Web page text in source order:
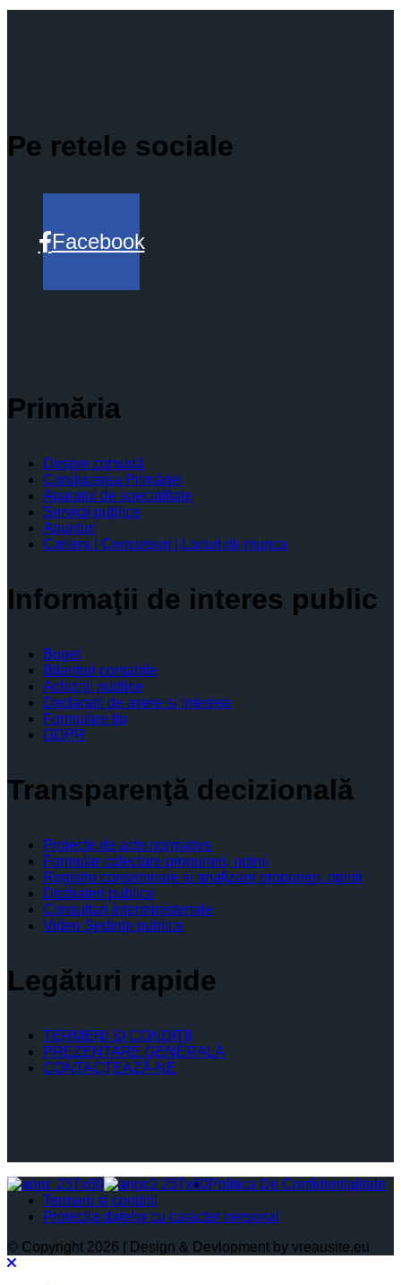
Pe retele sociale
Facebook
Primăria
Despre comună
Conducerea Primăriei
Aparatul de specialitate
Servicii publice
Anunturi
Cariera | Concursuri | Locuri de munca
Informaţii de interes public
Buget
Bilanţuri contabile
Achiziţii publice
Declaratii de avere si interese
Formulare tip
GDPR
Transparenţă decizională
Proiecte de acte normative
Formular colectare propuneri, opinii
Registru consemnare si analizare propuneri, opinii
Dezbateri publice
Consultari interministeriale
Video Şedinţe publice
Legături rapide
TERMENI ŞI CONDIŢII
PREZENTARE GENERALĂ
CONTACTEAZĂ-NE
Politica De Confidențialitate
Termeni și condiții
Protectia datelor cu caracter personal
© Copyright 2026 | Design & Devlopment by vreausite.eu